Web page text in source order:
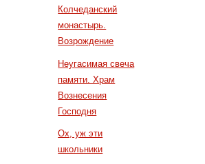
Колчеданский
монастырь.
Возрождение
Неугасимая свеча
памяти. Храм
Вознесения
Господня
Ох, уж эти
школьники